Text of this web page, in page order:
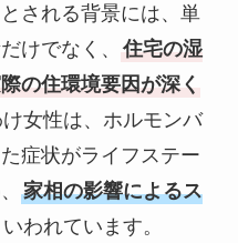
される背景には、単
けでなく、
住宅の湿
の住環境要因が深く
女性は、ホルモンバ
症状がライフステー
家相の影響によるス
われています。